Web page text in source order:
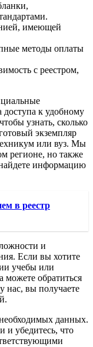
имеющей
методы оплаты
с реестром,
доступа к удобному
узнать, сколько
экземпляр
или вуз. Мы
регионе, но также
информацию
в реестр
и
Если вы хотите
учебы или
можете обратиться
нас, вы получаете
данных.
и убедитесь, что